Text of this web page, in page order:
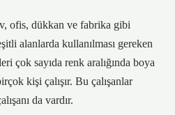
ofis, dükkan ve fabrika gibi
alanlarda kullanılması gereken
çok sayıda renk aralığında boya
kişi çalışır. Bu çalışanlar
da vardır.